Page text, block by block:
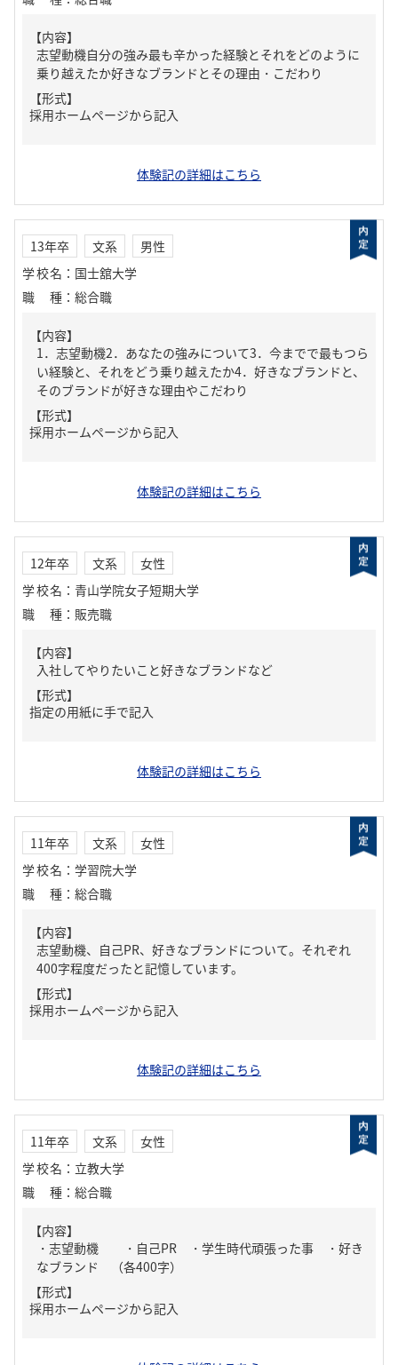
【内容】
志望動機自分の強み最も辛かった経験とそれをどのように
乗り越えたか好きなブランドとその理由・こだわり
【形式】
採用ホームページから記入
体験記の詳細はこちら
13年卒 文系
男性
学校名 ： 国士舘大学
職種 ： 総合職
【内容】
1．志望動機2．あなたの強みについて3．今までで最もつら
い経験と、それをどう乗り越えたか4．好きなブランドと、
そのブランドが好きな理由やこだわり
【形式】
採用ホームページから記入
体験記の詳細はこちら
12年卒 文系
女性
学校名 ： 青山学院女子短期大学
職種 ： 販売職
【内容】
入社してやりたいこと好きなブランドなど
【形式】
指定の用紙に手で記入
体験記の詳細はこちら
11年卒 文系
女性
学校名 ： 学習院大学
職種 ： 総合職
【内容】
志望動機、自己PR、好きなブランドについて。それぞれ
400字程度だったと記憶しています。
【形式】
採用ホームページから記入
体験記の詳細はこちら
11年卒 文系
女性
学校名 ： 立教大学
職種 ： 総合職
【内容】
・志望動機 ・自己PR ・学生時代頑張った事 ・好き
なブランド （各400字）
【形式】
採用ホームページから記入